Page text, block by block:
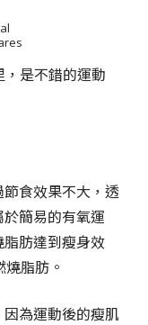
是不錯的運動
食效果不大，透
簡易的有氧運
肪達到瘦身效
脂肪。
為運動後的瘦肌